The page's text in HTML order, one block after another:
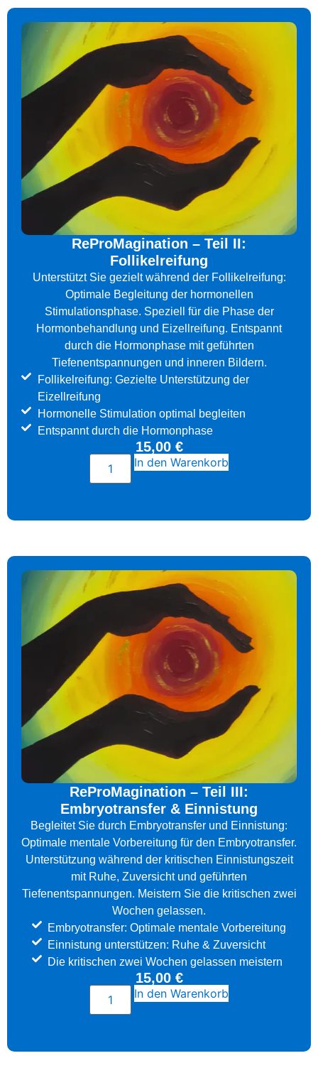
ReProMagination – Teil II:
Follikelreifung
Unterstützt Sie gezielt während der Follikelreifung:
Optimale Begleitung der hormonellen
Stimulationsphase. Speziell für die Phase der
Hormonbehandlung und Eizellreifung. Entspannt
durch die Hormonphase mit geführten
Tiefenentspannungen und inneren Bildern.
Follikelreifung: Gezielte Unterstützung der
Eizellreifung
Hormonelle Stimulation optimal begleiten
Entspannt durch die Hormonphase
15,00 €
In den Warenkorb
ReProMagination – Teil III:
Embryotransfer & Einnistung
Begleitet Sie durch Embryotransfer und Einnistung:
Optimale mentale Vorbereitung für den Embryotransfer.
Unterstützung während der kritischen Einnistungszeit
mit Ruhe, Zuversicht und geführten
Tiefenentspannungen. Meistern Sie die kritischen zwei
Wochen gelassen.
Embryotransfer: Optimale mentale Vorbereitung
Einnistung unterstützen: Ruhe & Zuversicht
Die kritischen zwei Wochen gelassen meistern
15,00 €
In den Warenkorb